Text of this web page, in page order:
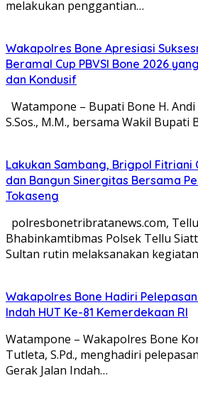
melakukan penggantian…
Wakapolres Bone Apresiasi
Beramal Cup PBVSI Bone 2026
dan Kondusif
Watampone – Bupati Bone H. Andi
S.Sos., M.M., bersama Wakil Bupati
Lakukan Sambang, Brigpol Fitriani
dan Bangun Sinergitas Bersama
Tokaseng
polresbonetribratanews.com,
Bhabinkamtibmas Polsek Tellu
Sultan rutin melaksanakan
Wakapolres Bone Hadiri
Indah HUT Ke-81 Kemerdekaan RI
Watampone – Wakapolres Bone
Tutleta, S.Pd., menghadiri
Gerak Jalan Indah…